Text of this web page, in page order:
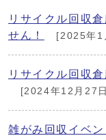
リサイクル回収
せん！
[2025年1
リサイクル回収
[2024年12月27
雑がみ回収イベ